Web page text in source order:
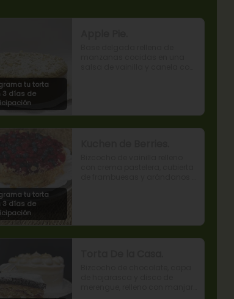
tu torta
3 días de
tu torta
3 días de